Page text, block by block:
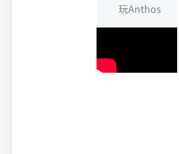
玩Anthos